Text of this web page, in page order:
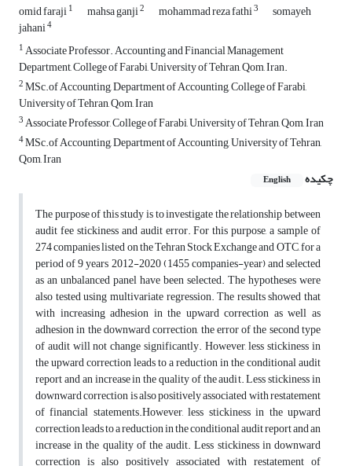
omid faraji1 mahsa ganji2 mohammad reza fathi3 somayeh
jahani4
1Associate Professor. Accounting and Financial Management
Department, College of Farabi, University of Tehran, Qom, Iran.
2MSc.of Accounting, Department of Accounting, College of Farabi,
University of Tehran, Qom, Iran
3Associate Professor, College of Farabi, University of Tehran, Qom, Iran
4MSc.of Accounting, Department of Accounting, University of Tehran,
Qom, Iran
چکیده
English
The purpose of this study is to investigate the relationship between
audit fee stickiness and audit error. For this purpose, a sample of
274 companies listed on the Tehran Stock Exchange and OTC, for a
period of 9 years 2012-2020 (1455 companies-year) and selected
as an unbalanced panel have been selected. The hypotheses were
also tested using multivariate regression. The results showed that
with increasing adhesion in the upward correction as well as
adhesion in the downward correction, the error of the second type
of audit will not change significantly. However, less stickiness in
the upward correction leads to a reduction in the conditional audit
report and an increase in the quality of the audit. Less stickiness in
downward correction is also positively associated with restatement
of financial statements.However, less stickiness in the upward
correction leads to a reduction in the conditional audit report and an
increase in the quality of the audit. Less stickiness in downward